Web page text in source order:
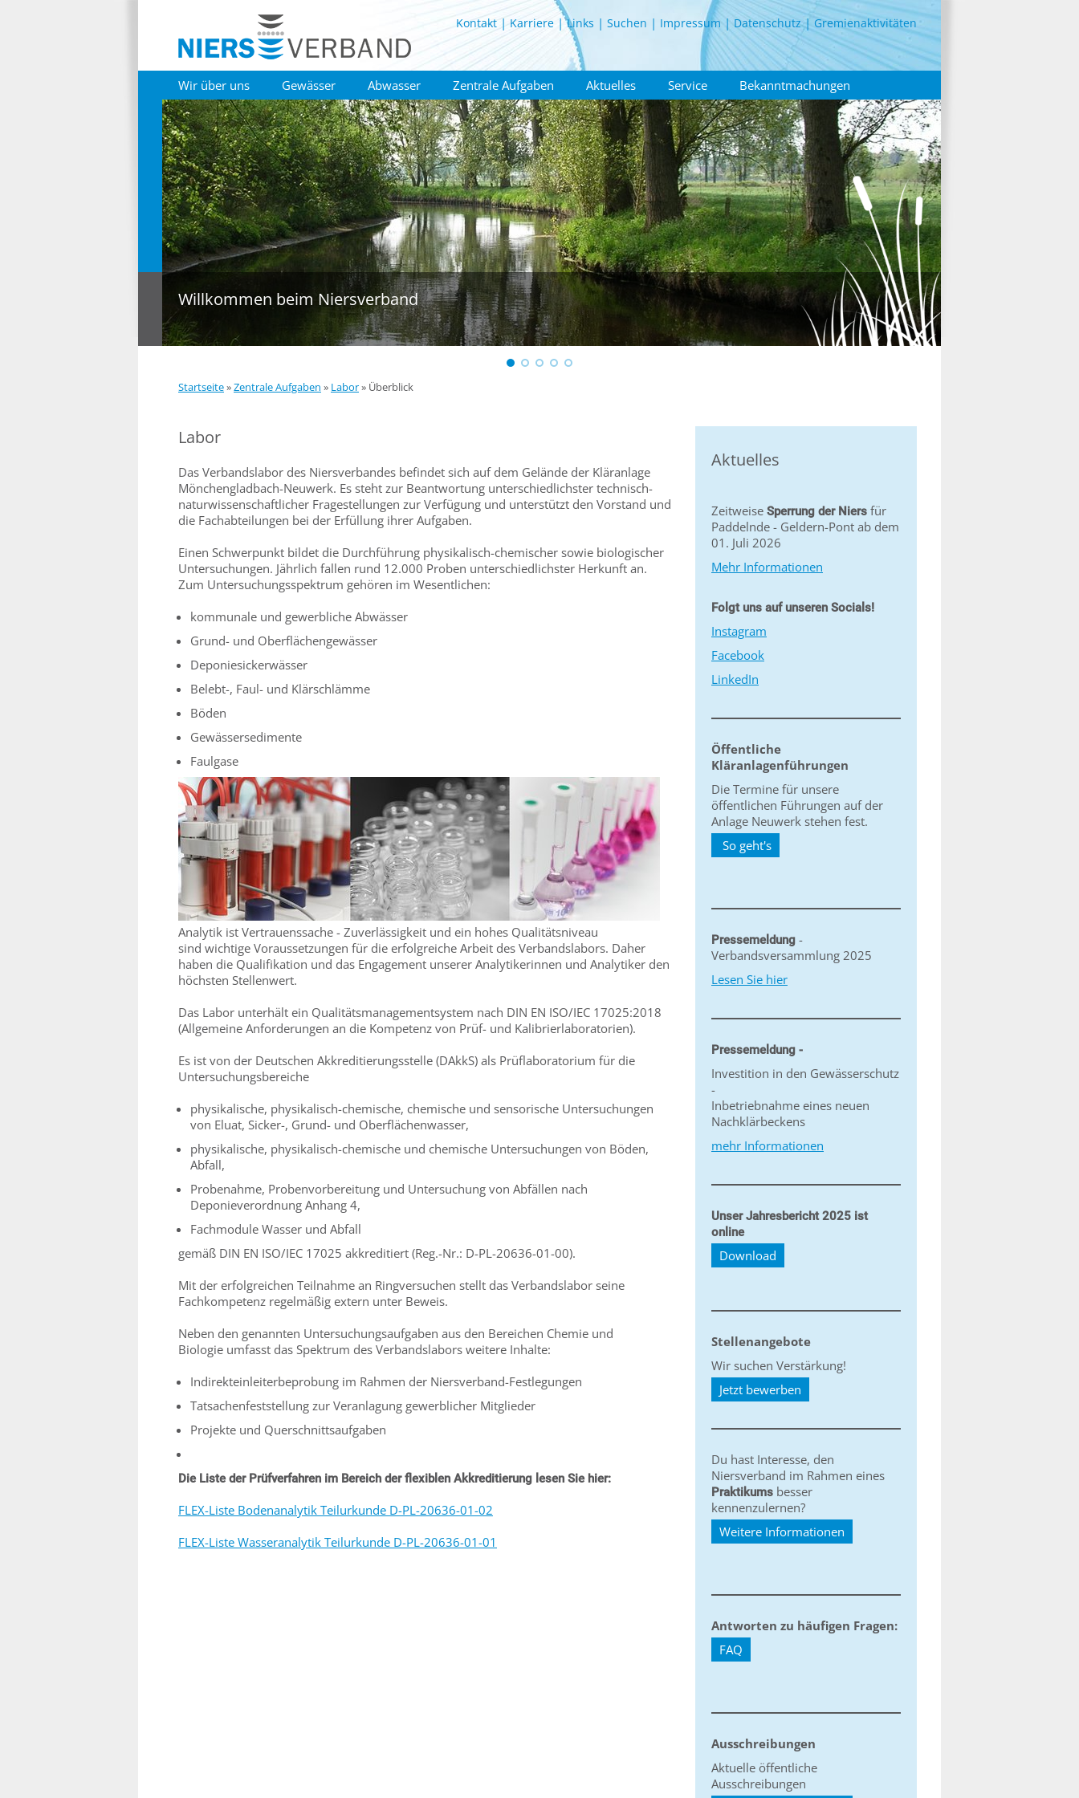
Kontakt Karriere Links Suchen Impressum Datenschutz Gremienaktivitäten
Wir über uns Gewässer Abwasser Zentrale Aufgaben Aktuelles Service Bekanntmachungen
Willkommen beim Niersverband
Startseite»Zentrale Aufgaben » Labor» Überblick
Labor
Das Verbandslabor des Niersverbandes befindet sich auf dem Gelände der Kläranlage
Mönchengladbach-Neuwerk. Es steht zur Beantwortung unterschiedlichster technisch-
naturwissenschaftlicher Fragestellungen zur Verfügung und unterstützt den Vorstand und
die Fachabteilungen bei der Erfüllung ihrer Aufgaben.
Einen Schwerpunkt bildet die Durchführung physikalisch-chemischer sowie biologischer
Untersuchungen. Jährlich fallen rund 12.000 Proben unterschiedlichster Herkunft an.
Zum Untersuchungsspektrum gehören im Wesentlichen:
kommunale und gewerbliche Abwässer
Grund- und Oberflächengewässer
Deponiesickerwässer
Belebt-, Faul- und Klärschlämme
Böden
Gewässersedimente
Faulgase
Analytik ist Vertrauenssache - Zuverlässigkeit und ein hohes Qualitätsniveau
sind wichtige Voraussetzungen für die erfolgreiche Arbeit des Verbandslabors. Daher
haben die Qualifikation und das Engagement unserer Analytikerinnen und Analytiker den
höchsten Stellenwert.
Das Labor unterhält ein Qualitätsmanagementsystem nach DIN EN ISO/IEC 17025:2018
(Allgemeine Anforderungen an die Kompetenz von Prüf- und Kalibrierlaboratorien).
Es ist von der Deutschen Akkreditierungsstelle (DAkkS) als Prüflaboratorium für die
Untersuchungsbereiche
physikalische, physikalisch-chemische, chemische und sensorische Untersuchungen
von Eluat, Sicker-, Grund- und Oberflächenwasser,
physikalische, physikalisch-chemische und chemische Untersuchungen von Böden,
Abfall,
Probenahme, Probenvorbereitung und Untersuchung von Abfällen nach
Deponieverordnung Anhang 4,
Fachmodule Wasser und Abfall
gemäß DIN EN ISO/IEC 17025 akkreditiert (Reg.-Nr.: D-PL-20636-01-00).
Mit der erfolgreichen Teilnahme an Ringversuchen stellt das Verbandslabor seine
Fachkompetenz regelmäßig extern unter Beweis.
Neben den genannten Untersuchungsaufgaben aus den Bereichen Chemie und
Biologie umfasst das Spektrum des Verbandslabors weitere Inhalte:
Indirekteinleiterbeprobung im Rahmen der Niersverband-Festlegungen
Tatsachenfeststellung zur Veranlagung gewerblicher Mitglieder
Projekte und Querschnittsaufgaben
Die Liste der Prüfverfahren im Bereich der flexiblen Akkreditierung lesen Sie hier:
FLEX-Liste Bodenanalytik Teilurkunde D-PL-20636-01-02
FLEX-Liste Wasseranalytik Teilurkunde D-PL-20636-01-01
Aktuelles
Zeitweise Sperrung der Niers für
Paddelnde - Geldern-Pont ab dem
01. Juli 2026
Mehr Informationen
Folgt uns auf unseren Socials!
Instagram
Facebook
LinkedIn
Öffentliche
Kläranlagenführungen
Die Termine für unsere
öffentlichen Führungen auf der
Anlage Neuwerk stehen fest.
So geht's
Pressemeldung -
Verbandsversammlung 2025
Lesen Sie hier
Pressemeldung -
Investition in den Gewässerschutz
-
Inbetriebnahme eines neuen
Nachklärbeckens
mehr Informationen
Unser Jahresbericht 2025 ist
online
Download
Stellenangebote
Wir suchen Verstärkung!
Jetzt bewerben
Du hast Interesse, den
Niersverband im Rahmen eines
Praktikums besser
kennenzulernen?
Weitere Informationen
Antworten zu häufigen Fragen:
FAQ
Ausschreibungen
Aktuelle öffentliche
Ausschreibungen